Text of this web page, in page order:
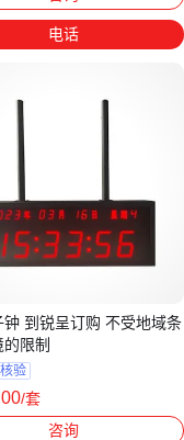
电话
钟 到锐呈订购 不受地域条
限制
验
/套
咨询